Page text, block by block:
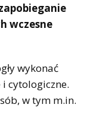
wczesne
wykonać
cytologiczne.
w tym m.in.